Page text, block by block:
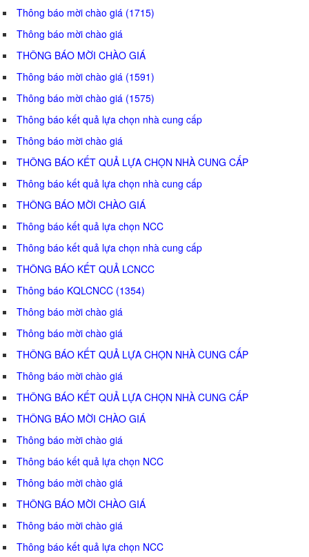
Thông báo mời chào giá (1715)
Thông báo mời chào giá
THÔNG BÁO MỜI CHÀO GIÁ
Thông báo mời chào giá (1591)
Thông báo mời chào giá (1575)
Thông báo kết quả lựa chọn nhà cung cấp
Thông báo mời chào giá
THÔNG BÁO KẾT QUẢ LỰA CHỌN NHÀ CUNG CẤP
Thông báo kết quả lựa chọn nhà cung cấp
THÔNG BÁO MỜI CHÀO GIÁ
Thông báo kết quả lựa chọn NCC
Thông báo kết quả lựa chọn nhà cung cấp
THÔNG BÁO KẾT QUẢ LCNCC
Thông báo KQLCNCC (1354)
Thông báo mời chào giá
Thông báo mời chào giá
THÔNG BÁO KẾT QUẢ LỰA CHỌN NHÀ CUNG CẤP
Thông báo mời chào giá
THÔNG BÁO KẾT QUẢ LỰA CHỌN NHÀ CUNG CẤP
THÔNG BÁO MỜI CHÀO GIÁ
Thông báo mời chào giá
Thông báo kết quả lựa chọn NCC
Thông báo mời chào giá
THÔNG BÁO MỜI CHÀO GIÁ
Thông báo mời chào giá
Thông báo kết quả lựa chọn NCC